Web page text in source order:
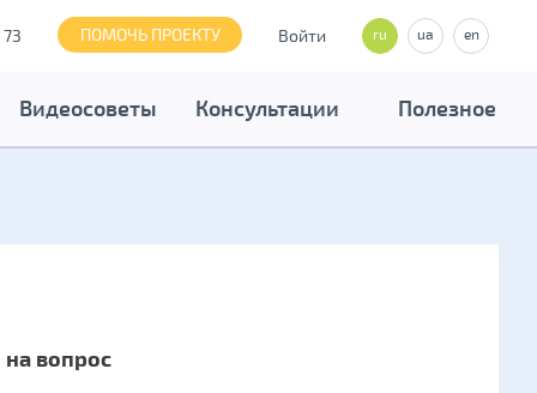
ПОМОЧЬ ПРОЕКТУ Войти ru ua en
Видеосоветы Консультации Полезное
на вопрос